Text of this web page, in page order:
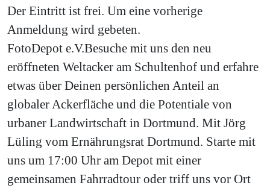
Der Eintritt ist frei. Um eine vorherige
Anmeldung wird gebeten.
FotoDepot e.V.Besuche mit uns den neu
eröffneten Weltacker am Schultenhof und erfahre
etwas über Deinen persönlichen Anteil an
globaler Ackerfläche und die Potentiale von
urbaner Landwirtschaft in Dortmund. Mit Jörg
Lüling vom Ernährungsrat Dortmund. Starte mit
uns um 17:00 Uhr am Depot mit einer
gemeinsamen Fahrradtour oder triff uns vor Ort